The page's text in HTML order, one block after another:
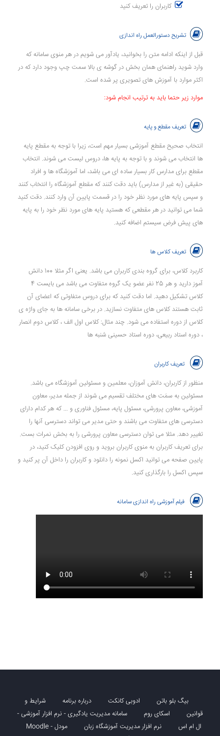
کاربران را تعریف کنید
تشریح دستورالعمل راه اندازی
قبل از اینکه ادامه متن را بخوانید، یادآور می شویم در هر منوی سامانه که
وارد شوید راهنمای همان بخش در گوشه ی بالا سمت چپ وجود دارد که در
اکثر موارد با آموزش های تصویری پر شده است.
موارد زیر حتما باید به ترتیب انجام شود:
تعریف مقطع و پایه
انتخاب صحیح مقطع آموزشی بسیار مهم است، زیرا با توجه به مقطع پایه
ها انتخاب می شوند و با توجه به پایه ها، دروس لیست می شوند. انتخاب
مقطع برای مدارس کار بسیار ساده ای می باشد، اما آموزشگاه ها و افراد
حقیقی (به غیر از مدارس) باید دقت کنند که مقطع آموزشگاه را انتخاب کنند
و سپس پایه های مورد نظر خود را در قسمت پایین آن وارد کنند. دقت کنید
شما می توانید در هر مقطعی که هستید پایه های مورد نظر خود را به پایه
های پیش فرض سیستم اضافه کنید.
تعریف کلاس ها
کاربرد کلاس، برای گروه بندی کاربران می باشد. یعنی اگر مثلا 100 دانش
آموز دارید و هر 25 نفر عضو یک گروه متفاوت می باشد می بایست 4
کلاس تشکیل دهید. اما دقت کنید که برای دروس متفاوتی که اعضای آن
ثابت هستند کلاس های متفاوت نسازید. در برخی سامانه ها به جای واژه ی
کلاس از دوره استفاده می شود. چند مثال: کلاس اول الف ، کلاس دوم انصار
، دوره استاد ربیعی، دوره استاد حسینی شنبه ها
تعریف کاربران
منظور از کاربران، دانش آموزان، معلمین و مسئولین آموزشگاه می باشد.
مسئولین به سمَت های مختلف تقسیم می شوند از جمله مدیر، معاون
آموزشی، معاون پرورشی، مسئول پایه، مسئول فناوری و ... که هر کدام دارای
دسترسی های متفاوت می باشند و حتی مدیر می تواند دسترسی آنها را
تغییر دهد. مثلا می توان دسترسی معاون پرورشی را به بخش نمرات بست.
برای تعریف کاربران به منوی کاربران بروید و روی افزودن کلیک کنید، در
پایین صفحه می توانید اکسل نمونه را دانلود و کاربران را داخل آن پر کنید و
سپس اکسل را بارگذاری کنید.
فیلم آموزشی راه اندازی سامانه
بیگ بلو باتن ادوبی کانکت درباره برنامه
شرایط و
قوانین
اسکای روم
سامانه مدیریت یادگیری - نرم افزار آموزشی -
ال ام اس
نرم افزار مدیریت آموزشگاه زبان
مودل - Moodle